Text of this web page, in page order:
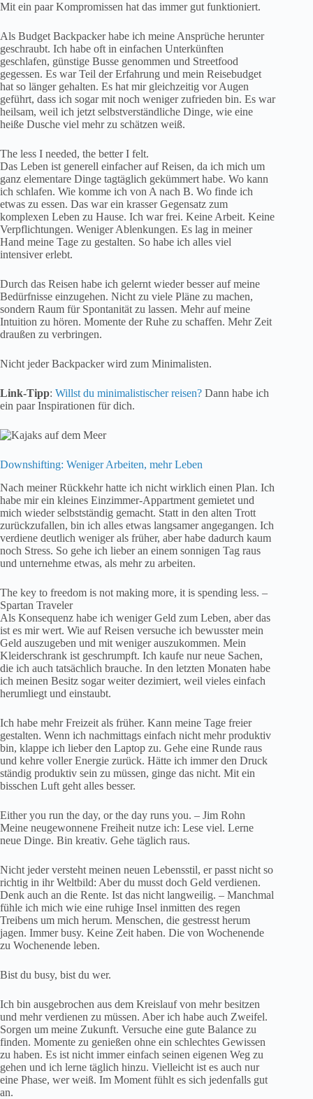
Mit ein paar Kompromissen hat das immer gut funktioniert.
Als Budget Backpacker habe ich meine Ansprüche herunter
geschraubt. Ich habe oft in einfachen Unterkünften
geschlafen, günstige Busse genommen und Streetfood
gegessen. Es war Teil der Erfahrung und mein Reisebudget
hat so länger gehalten. Es hat mir gleichzeitig vor Augen
geführt, dass ich sogar mit noch weniger zufrieden bin. Es war
heilsam, weil ich jetzt selbstverständliche Dinge, wie eine
heiße Dusche viel mehr zu schätzen weiß.
The less I needed, the better I felt.
Das Leben ist generell einfacher auf Reisen, da ich mich um
ganz elementare Dinge tagtäglich gekümmert habe. Wo kann
ich schlafen. Wie komme ich von A nach B. Wo finde ich
etwas zu essen. Das war ein krasser Gegensatz zum
komplexen Leben zu Hause. Ich war frei. Keine Arbeit. Keine
Verpflichtungen. Weniger Ablenkungen. Es lag in meiner
Hand meine Tage zu gestalten. So habe ich alles viel
intensiver erlebt.
Durch das Reisen habe ich gelernt wieder besser auf meine
Bedürfnisse einzugehen. Nicht zu viele Pläne zu machen,
sondern Raum für Spontanität zu lassen. Mehr auf meine
Intuition zu hören. Momente der Ruhe zu schaffen. Mehr Zeit
draußen zu verbringen.
Nicht jeder Backpacker wird zum Minimalisten.
Link-Tipp: Willst du minimalistischer reisen? Dann habe ich
ein paar Inspirationen für dich.
Downshifting: Weniger Arbeiten, mehr Leben
Nach meiner Rückkehr hatte ich nicht wirklich einen Plan. Ich
habe mir ein kleines Einzimmer-Appartment gemietet und
mich wieder selbstständig gemacht. Statt in den alten Trott
zurückzufallen, bin ich alles etwas langsamer angegangen. Ich
verdiene deutlich weniger als früher, aber habe dadurch kaum
noch Stress. So gehe ich lieber an einem sonnigen Tag raus
und unternehme etwas, als mehr zu arbeiten.
The key to freedom is not making more, it is spending less. –
Spartan Traveler
Als Konsequenz habe ich weniger Geld zum Leben, aber das
ist es mir wert. Wie auf Reisen versuche ich bewusster mein
Geld auszugeben und mit weniger auszukommen. Mein
Kleiderschrank ist geschrumpft. Ich kaufe nur neue Sachen,
die ich auch tatsächlich brauche. In den letzten Monaten habe
ich meinen Besitz sogar weiter dezimiert, weil vieles einfach
herumliegt und einstaubt.
Ich habe mehr Freizeit als früher. Kann meine Tage freier
gestalten. Wenn ich nachmittags einfach nicht mehr produktiv
bin, klappe ich lieber den Laptop zu. Gehe eine Runde raus
und kehre voller Energie zurück. Hätte ich immer den Druck
ständig produktiv sein zu müssen, ginge das nicht. Mit ein
bisschen Luft geht alles besser.
Either you run the day, or the day runs you. – Jim Rohn
Meine neugewonnene Freiheit nutze ich: Lese viel. Lerne
neue Dinge. Bin kreativ. Gehe täglich raus.
Nicht jeder versteht meinen neuen Lebensstil, er passt nicht so
richtig in ihr Weltbild: Aber du musst doch Geld verdienen.
Denk auch an die Rente. Ist das nicht langweilig. – Manchmal
fühle ich mich wie eine ruhige Insel inmitten des regen
Treibens um mich herum. Menschen, die gestresst herum
jagen. Immer busy. Keine Zeit haben. Die von Wochenende
zu Wochenende leben.
Bist du busy, bist du wer.
Ich bin ausgebrochen aus dem Kreislauf von mehr besitzen
und mehr verdienen zu müssen. Aber ich habe auch Zweifel.
Sorgen um meine Zukunft. Versuche eine gute Balance zu
finden. Momente zu genießen ohne ein schlechtes Gewissen
zu haben. Es ist nicht immer einfach seinen eigenen Weg zu
gehen und ich lerne täglich hinzu. Vielleicht ist es auch nur
eine Phase, wer weiß. Im Moment fühlt es sich jedenfalls gut
an.